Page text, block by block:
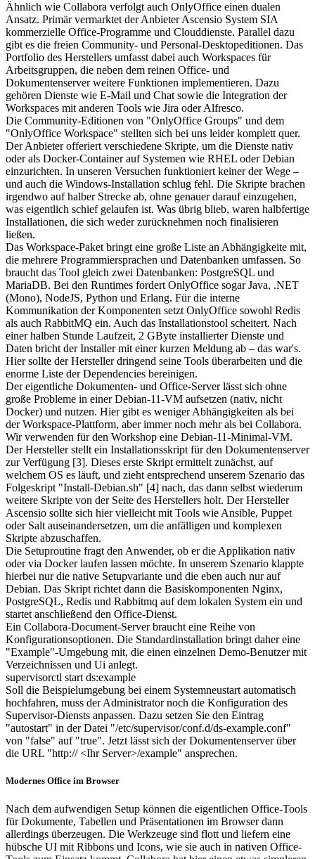
Ähnlich wie Collabora verfolgt auch OnlyOffice einen dualen
Ansatz. Primär vermarktet der Anbieter Ascensio System SIA
kommerzielle Office-Programme und Clouddienste. Parallel dazu
gibt es die freien Community- und Personal-Desktopeditionen. Das
Portfolio des Herstellers umfasst dabei auch Workspaces für
Arbeitsgruppen, die neben dem reinen Office- und
Dokumentenserver weitere Funktionen implementieren. Dazu
gehören Dienste wie E-Mail und Chat sowie die Integration der
Workspaces mit anderen Tools wie Jira oder Alfresco.
Die Community-Editionen von "OnlyOffice Groups" und dem
"OnlyOffice Workspace" stellten sich bei uns leider komplett quer.
Der Anbieter offeriert verschiedene Skripte, um die Dienste nativ
oder als Docker-Container auf Systemen wie RHEL oder Debian
einzurichten. In unseren Versuchen funktioniert keiner der Wege –
und auch die Windows-Installation schlug fehl. Die Skripte brachen
irgendwo auf halber Strecke ab, ohne genauer darauf einzugehen,
was eigentlich schief gelaufen ist. Was übrig blieb, waren halbfertige
Installationen, die sich weder zurücknehmen noch finalisieren
ließen.
Das Workspace-Paket bringt eine große Liste an Abhängigkeite mit,
die mehrere Programmiersprachen und Datenbanken umfassen. So
braucht das Tool gleich zwei Datenbanken: PostgreSQL und
MariaDB. Bei den Runtimes fordert OnlyOffice sogar Java, .NET
(Mono), NodeJS, Python und Erlang. Für die interne
Kommunikation der Komponenten setzt OnlyOffice sowohl Redis
als auch RabbitMQ ein. Auch das Installationstool scheitert. Nach
einer halben Stunde Laufzeit, 2 GByte installierter Dienste und
Daten bricht der Installer mit einer kurzen Meldung ab – das war's.
Hier sollte der Hersteller dringend seine Tools überarbeiten und die
enorme Liste der Dependencies bereinigen.
Der eigentliche Dokumenten- und Office-Server lässt sich ohne
große Probleme in einer Debian-11-VM aufsetzen (nativ, nicht
Docker) und nutzen. Hier gibt es weniger Abhängigkeiten als bei
der Workspace-Plattform, aber immer noch mehr als bei Collabora.
Wir verwenden für den Workshop eine Debian-11-Minimal-VM.
Der Hersteller stellt ein Installationsskript für den Dokumentenserver
zur Verfügung [3]. Dieses erste Skript ermittelt zunächst, auf
welchem OS es läuft, und zieht entsprechend unserem Szenario das
Folgeskript "Install-Debian.sh" [4] nach, das dann selbst wiederum
weitere Skripte von der Seite des Herstellers holt. Der Hersteller
Ascensio sollte sich hier vielleicht mit Tools wie Ansible, Puppet
oder Salt auseinandersetzen, um die anfälligen und komplexen
Skripte abzuschaffen.
Die Setuproutine fragt den Anwender, ob er die Applikation nativ
oder via Docker laufen lassen möchte. In unserem Szenario klappte
hierbei nur die native Setupvariante und die eben auch nur auf
Debian. Das Skript richtet dann die Basiskomponenten Nginx,
PostgreSQL, Redis und Rabbitmq auf dem lokalen System ein und
startet anschließend den Office-Dienst.
Ein Collabora-Document-Server braucht eine Reihe von
Konfigurationsoptionen. Die Standardinstallation bringt daher eine
"Example"-Umgebung mit, die einen einzelnen Demo-Benutzer mit
Verzeichnissen und Ui anlegt.
supervisorctl start ds:example
Soll die Beispielumgebung bei einem Systemneustart automatisch
hochfahren, muss der Administrator noch die Konfiguration des
Supervisor-Diensts anpassen. Dazu setzen Sie den Eintrag
"autostart" in der Datei "/etc/supervisor/conf.d/ds-example.conf"
von "false" auf "true". Jetzt lässt sich der Dokumentenserver über
die URL "http:// <Ihr Server>/example" ansprechen.
Modernes Office im Browser
Nach dem aufwendigen Setup können die eigentlichen Office-Tools
für Dokumente, Tabellen und Präsentationen im Browser dann
allerdings überzeugen. Die Werkzeuge sind flott und liefern eine
hübsche UI mit Ribbons und Icons, wie sie auch in nativen Office-